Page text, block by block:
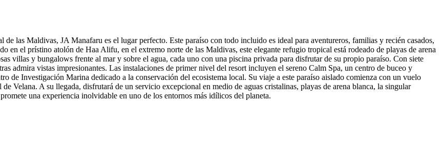
las Maldivas, JA Manafaru es el lugar perfecto. Este paraíso con todo incluido es ideal para aventureros, familias y recién casados,
en el prístino atolón de Haa Alifu, en el extremo norte de las Maldivas, este elegante refugio tropical está rodeado de playas de arena
villas y bungalows frente al mar y sobre el agua, cada uno con una piscina privada para disfrutar de su propio paraíso. Con siete
admira vistas impresionantes. Las instalaciones de primer nivel del resort incluyen el sereno Calm Spa, un centro de buceo y
de Investigación Marina dedicado a la conservación del ecosistema local. Su viaje a este paraíso aislado comienza con un vuelo
Velana. A su llegada, disfrutará de un servicio excepcional en medio de aguas cristalinas, playas de arena blanca, la singular
una experiencia inolvidable en uno de los entornos más idílicos del planeta.